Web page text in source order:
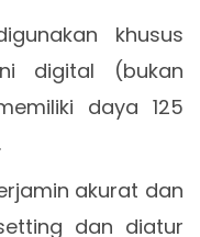
khusus
digital (bukan
daya 125
akurat dan
dan diatur